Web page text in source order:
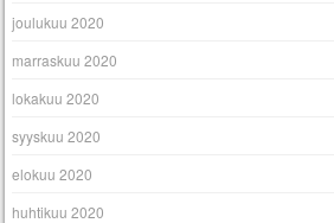
joulukuu 2020
marraskuu 2020
lokakuu 2020
syyskuu 2020
elokuu 2020
huhtikuu 2020